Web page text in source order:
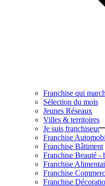
Franchise qui
Sélection du mois
Jeunes Réseaux
Villes & territoires
Je suis franchiseur
Franchise
Franchise Bâtiment
Franchise Beauté -
Franchise
Franchise
Franchise